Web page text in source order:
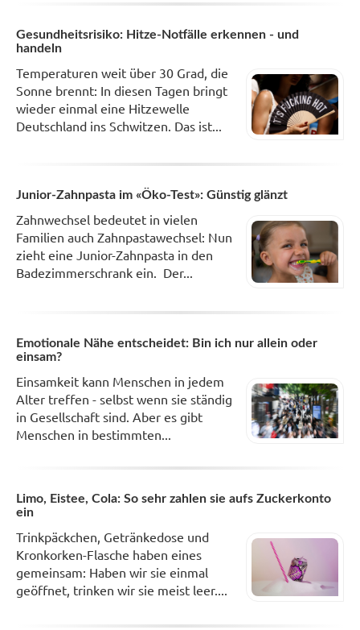
Gesundheitsrisiko: Hitze-Notfälle erkennen - und
handeln
Temperaturen weit über 30 Grad, die
Sonne brennt: In diesen Tagen bringt
wieder einmal eine Hitzewelle
Deutschland ins Schwitzen. Das ist...
Junior-Zahnpasta im «Öko-Test»: Günstig glänzt
Zahnwechsel bedeutet in vielen
Familien auch Zahnpastawechsel: Nun
zieht eine Junior-Zahnpasta in den
Badezimmerschrank ein. Der...
Emotionale Nähe entscheidet: Bin ich nur allein oder
einsam?
Einsamkeit kann Menschen in jedem
Alter treffen - selbst wenn sie ständig
in Gesellschaft sind. Aber es gibt
Menschen in bestimmten...
Limo, Eistee, Cola: So sehr zahlen sie aufs Zuckerkonto
ein
Trinkpäckchen, Getränkedose und
Kronkorken-Flasche haben eines
gemeinsam: Haben wir sie einmal
geöffnet, trinken wir sie meist leer....